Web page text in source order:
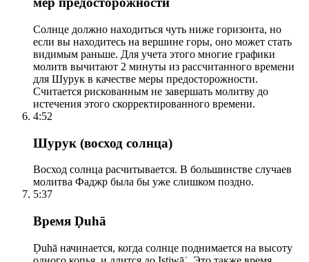
Солнце должно находиться чуть ниже горизонта, но
если вы находитесь на вершине горы, оно может стать
видимым раньше. Для учета этого многие графики
молитв вычитают 2 минуты из рассчитанного времени
для Шурук в качестве меры предосторожности.
Считается рискованным не завершать молитву до
истечения этого скорректированного времени.
4:52
Шурук (восход солнца)
Восход солнца расчитывается. В большинстве случаев
молитва Фаджр была бы уже слишком поздно.
5:37
Время Ḍuhā
Ḍuhā начинается, когда солнце поднимается на высоту